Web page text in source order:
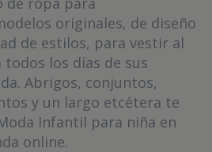
originales, de diseño
de estilos, para vestir al
los días de sus
Abrigos, conjuntos,
y un largo etcétera te
Infantil para niña en
online.